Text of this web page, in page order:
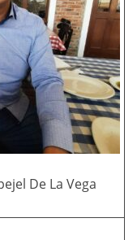
De La Vega